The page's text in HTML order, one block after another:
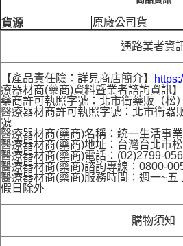
貨源 原廠公司貨
通路業者資
【產品責任險：詳見商店簡介】
療器材商(藥商)資料暨業者諮詢資訊】
藥商許可執照字號：北市衛藥販（松
醫療器材商許可執照字號：北市衛器
號
醫療器材商(藥商)名稱：統一生活事
醫療器材商(藥商)地址：台灣台北市
醫療器材商(藥商)電話：(02)2799-
醫療器材商(藥商)諮詢專線：0800-
醫療器材商(藥商)服務時間：週一~五
假日除外
購物須知